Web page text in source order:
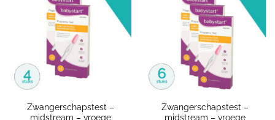
Zwangerschapstest –
midstream – vroege
Zwangerschapstest –
midstream – vroege